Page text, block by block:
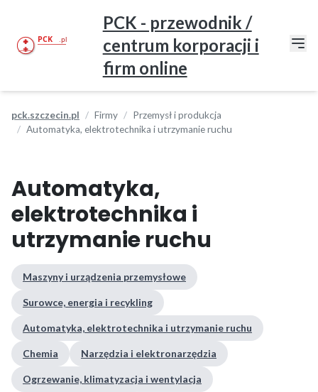
PCK - przewodnik /
centrum korporacji i
firm online
pck.szczecin.pl Firmy
Przemysł i produkcja
Automatyka, elektrotechnika i utrzymanie ruchu
Automatyka,
elektrotechnika i
utrzymanie ruchu
Maszyny i urządzenia przemysłowe
Surowce, energia i recykling
Automatyka, elektrotechnika i utrzymanie ruchu
Chemia Narzędzia i elektronarzędzia
Ogrzewanie, klimatyzacja i wentylacja